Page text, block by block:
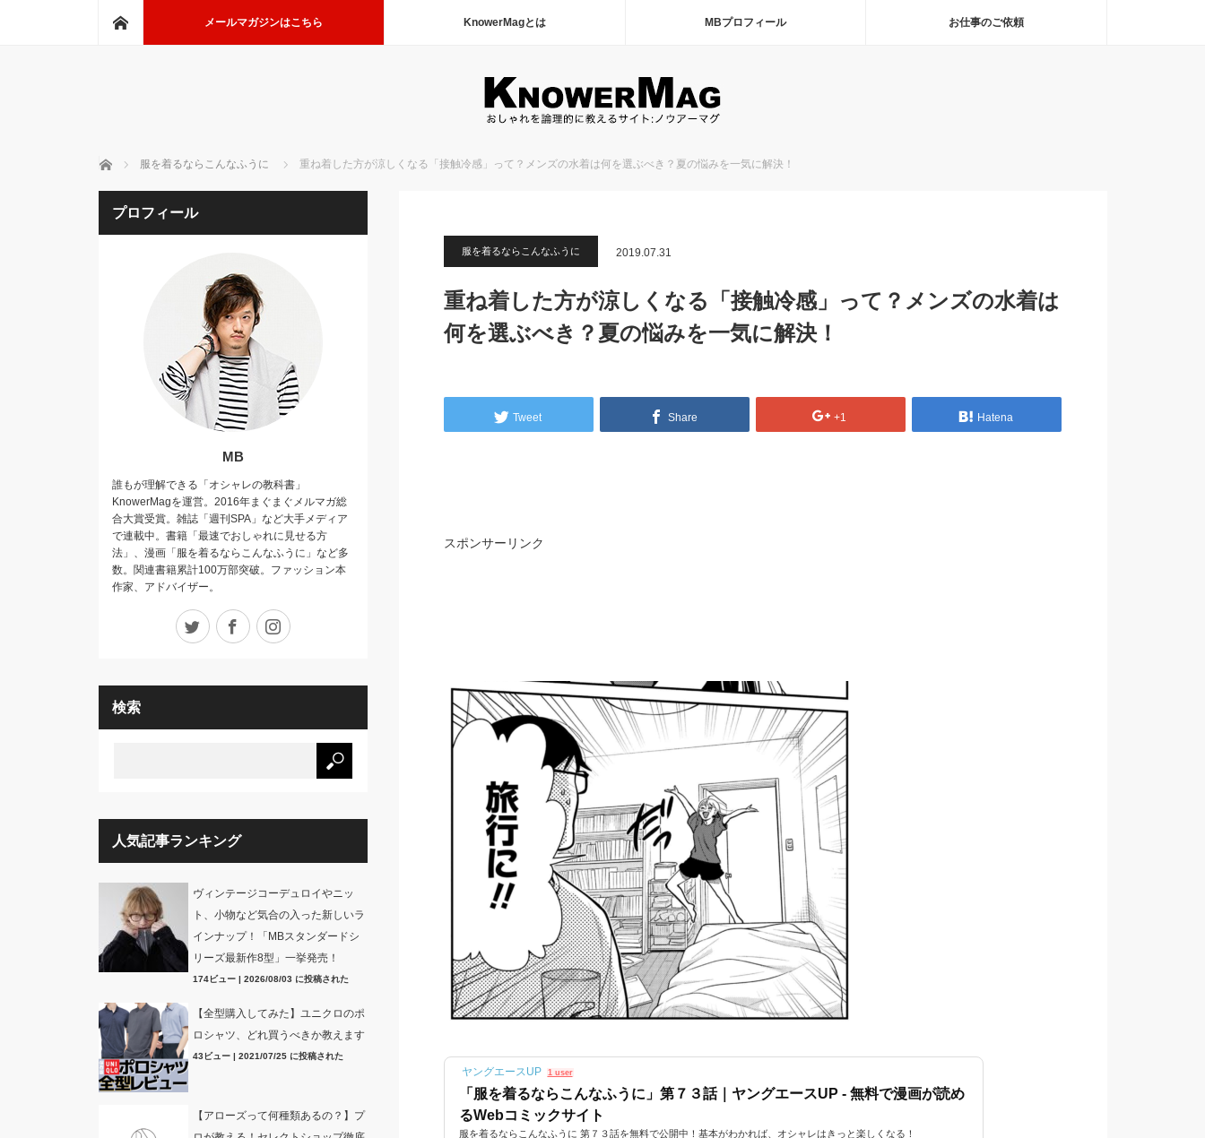
メールマガジンはこちら KnowerMagとは MBプロフィール お仕事のご依頼
ホーム 服を着るならこんなふうに 重ね着した方が涼しくなる「接触冷感」って？メンズの水着は何を選ぶべき？夏の悩みを一気に解決！
服を着るならこんなふうに 2019.07.31
重ね着した方が涼しくなる「接触冷感」って？メンズの水着は
何を選ぶべき？夏の悩みを一気に解決！
Tweet Share +1 Hatena
スポンサーリンク
ヤングエースUP 1 user
「服を着るならこんなふうに」第７３話｜ヤングエースUP - 無料で漫画が読め
るWebコミックサイト
服を着るならこんなふうに 第７３話を無料で公開中！基本がわかれば、オシャレはきっと楽しくなる！
プロフィール
MB
誰もが理解できる「オシャレの教科書」
KnowerMagを運営。2016年まぐまぐメルマガ総
合大賞受賞。雑誌「週刊SPA」など大手メディア
で連載中。書籍「最速でおしゃれに見せる方
法」、漫画「服を着るならこんなふうに」など多
数。関連書籍累計100万部突破。ファッション本
作家、アドバイザー。
Twitter Facebook
検索
人気記事ランキング
ヴィンテージコーデュロイやニッ
ト、小物など気合の入った新しいラ
インナップ！「MBスタンダードシ
リーズ最新作8型」一挙発売！
174ビュー| 2026/08/03 に投稿された
【全型購入してみた】ユニクロのポ
ロシャツ、どれ買うべきか教えます
43ビュー| 2021/07/25 に投稿された
【アローズって何種類あるの？】プ